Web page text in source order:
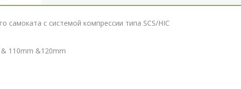
самоката с системой компрессии типа SCS/HIC
110mm &120mm